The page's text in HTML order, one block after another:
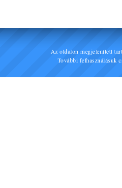
Az oldalon megjelenített
További felhasználásuk